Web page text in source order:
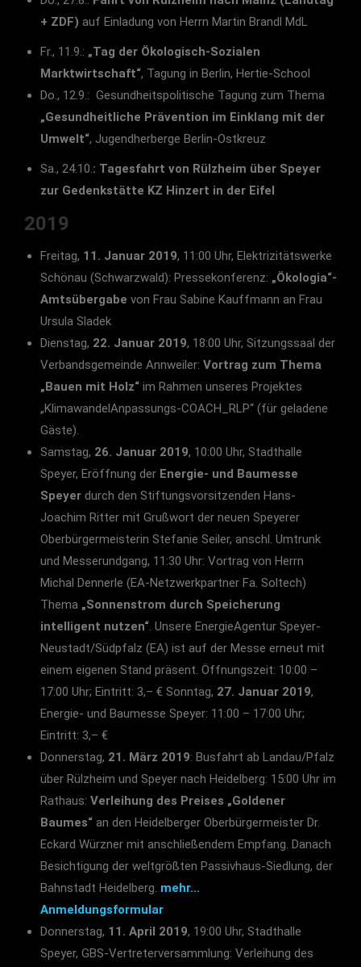
+ ZDF) auf Einladung von Herrn Martin Brandl MdL
Fr., 11.9.: „Tag der Ökologisch-Sozialen
Marktwirtschaft“, Tagung in Berlin, Hertie-School
Do., 12.9.: Gesundheitspolitische Tagung zum Thema
„Gesundheitliche Prävention im Einklang mit der
Umwelt“, Jugendherberge Berlin-Ostkreuz
Sa., 24.10.: Tagesfahrt von Rülzheim über Speyer
zur Gedenkstätte KZ Hinzert in der Eifel
2019
Freitag, 11. Januar 2019, 11:00 Uhr, Elektrizitätswerke
Schönau (Schwarzwald): Pressekonferenz: „Ökologia“-
Amtsübergabe von Frau Sabine Kauffmann an Frau
Ursula Sladek
Dienstag, 22. Januar 2019, 18:00 Uhr, Sitzungssaal der
Verbandsgemeinde Annweiler: Vortrag zum Thema
„Bauen mit Holz“ im Rahmen unseres Projektes
„KlimawandelAnpassungs-COACH_RLP“ (für geladene
Gäste).
Samstag, 26. Januar 2019, 10:00 Uhr, Stadthalle
Speyer, Eröffnung der Energie- und Baumesse
Speyer durch den Stiftungsvorsitzenden Hans-
Joachim Ritter mit Grußwort der neuen Speyerer
Oberbürgermeisterin Stefanie Seiler, anschl. Umtrunk
und Messerundgang, 11:30 Uhr: Vortrag von Herrn
Michal Dennerle (EA-Netzwerkpartner Fa. Soltech)
Thema „Sonnenstrom durch Speicherung
intelligent nutzen“. Unsere EnergieAgentur Speyer-
Neustadt/Südpfalz (EA) ist auf der Messe erneut mit
einem eigenen Stand präsent. Öffnungszeit: 10:00 –
17:00 Uhr; Eintritt: 3,– € Sonntag, 27. Januar 2019,
Energie- und Baumesse Speyer: 11:00 – 17:00 Uhr;
Eintritt: 3,– €
Donnerstag, 21. März 2019: Busfahrt ab Landau/Pfalz
über Rülzheim und Speyer nach Heidelberg: 15:00 Uhr im
Rathaus: Verleihung des Preises „Goldener
Baumes“ an den Heidelberger Oberbürgermeister Dr.
Eckard Würzner mit anschließendem Empfang. Danach
Besichtigung der weltgrößten Passivhaus-Siedlung, der
Bahnstadt Heidelberg. mehr…
Anmeldungsformular
Donnerstag, 11. April 2019, 19:00 Uhr, Stadthalle
Speyer, GBS-Vertreterversammlung: Verleihung des